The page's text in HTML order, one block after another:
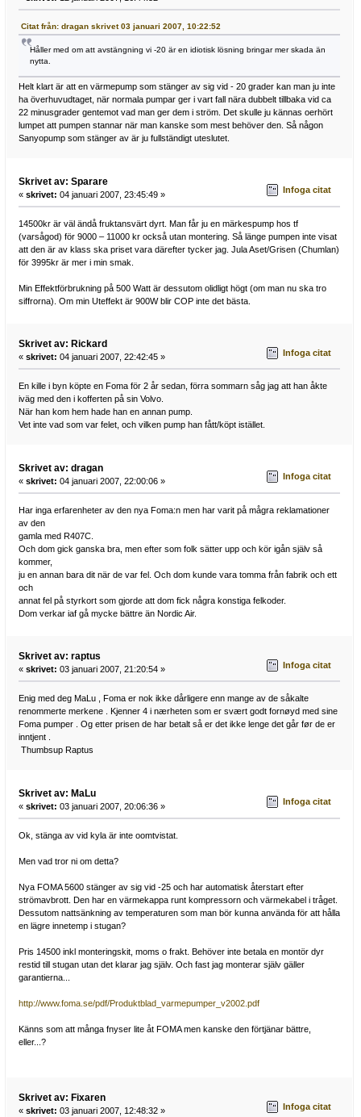
Citat från: dragan skrivet 03 januari 2007, 10:22:52
Håller med om att avstängning vi -20 är en idiotisk lösning bringar mer skada än
nytta.
Helt klart är att en värmepump som stänger av sig vid - 20 grader kan man ju inte
ha överhuvudtaget, när normala pumpar ger i vart fall nära dubbelt tillbaka vid ca
22 minusgrader gentemot vad man ger dem i ström. Det skulle ju kännas oerhört
lumpet att pumpen stannar när man kanske som mest behöver den. Så någon
Sanyopump som stänger av är ju fullständigt uteslutet.
Skrivet av: Sparare
« skrivet: 04 januari 2007, 23:45:49 » Infoga citat
14500kr är väl ändå fruktansvärt dyrt. Man får ju en märkespump hos tf
(varsågod) för 9000 – 11000 kr också utan montering. Så länge pumpen inte visat
att den är av klass ska priset vara därefter tycker jag. Jula Aset/Grisen (Chumlan)
för 3995kr är mer i min smak.
Min Effektförbrukning på 500 Watt är dessutom olidligt högt (om man nu ska tro
siffrorna). Om min Uteffekt är 900W blir COP inte det bästa.
Skrivet av: Rickard
« skrivet: 04 januari 2007, 22:42:45 » Infoga citat
En kille i byn köpte en Foma för 2 år sedan, förra sommarn såg jag att han åkte
iväg med den i kofferten på sin Volvo.
När han kom hem hade han en annan pump.
Vet inte vad som var felet, och vilken pump han fått/köpt istället.
Skrivet av: dragan
« skrivet: 04 januari 2007, 22:00:06 » Infoga citat
Har inga erfarenheter av den nya Foma:n men har varit på mågra reklamationer
av den
gamla med R407C.
Och dom gick ganska bra, men efter som folk sätter upp och kör igån själv så
kommer,
ju en annan bara dit när de var fel. Och dom kunde vara tomma från fabrik och ett
och
annat fel på styrkort som gjorde att dom fick några konstiga felkoder.
Dom verkar iaf gå mycke bättre än Nordic Air.
Skrivet av: raptus
« skrivet: 03 januari 2007, 21:20:54 » Infoga citat
Enig med deg MaLu , Foma er nok ikke dårligere enn mange av de såkalte
renommerte merkene . Kjenner 4 i nærheten som er svært godt fornøyd med sine
Foma pumper . Og etter prisen de har betalt så er det ikke lenge det går før de er
inntjent .
Thumbsup Raptus
Skrivet av: MaLu
« skrivet: 03 januari 2007, 20:06:36 » Infoga citat
Ok, stänga av vid kyla är inte oomtvistat.
Men vad tror ni om detta?
Nya FOMA 5600 stänger av sig vid -25 och har automatisk återstart efter
strömavbrott. Den har en värmekappa runt kompressorn och värmekabel i tråget.
Dessutom nattsänkning av temperaturen som man bör kunna använda för att hålla
en lägre innetemp i stugan?
Pris 14500 inkl monteringskit, moms o frakt. Behöver inte betala en montör dyr
restid till stugan utan det klarar jag själv. Och fast jag monterar själv gäller
garantierna...
http://www.foma.se/pdf/Produktblad_varmepumper_v2002.pdf
Känns som att många fnyser lite åt FOMA men kanske den förtjänar bättre,
eller...?
Skrivet av: Fixaren
« skrivet: 03 januari 2007, 12:48:32 » Infoga citat